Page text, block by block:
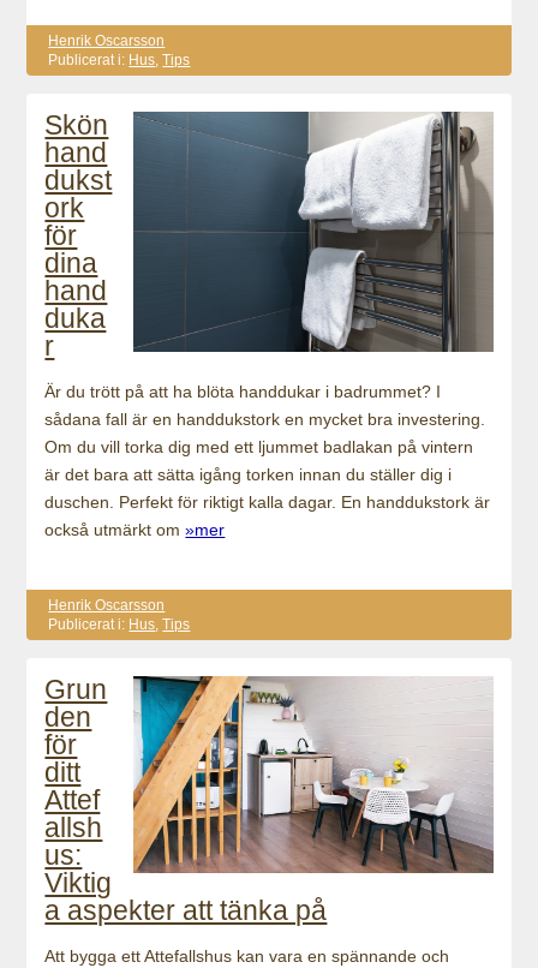
Henrik Oscarsson
Publicerat i: Hus ,Tips
Skön
hand
dukst
ork
för
dina
hand
duka
r
Är du trött på att ha blöta handdukar i badrummet? I
sådana fall är en handdukstork en mycket bra investering.
Om du vill torka dig med ett ljummet badlakan på vintern
är det bara att sätta igång torken innan du ställer dig i
duschen. Perfekt för riktigt kalla dagar. En handdukstork är
också utmärkt om»mer
Henrik Oscarsson
Publicerat i: Hus ,Tips
Grun
den
för
ditt
Attef
allsh
us:
Viktig
a aspekter att tänka på
Att bygga ett Attefallshus kan vara en spännande och